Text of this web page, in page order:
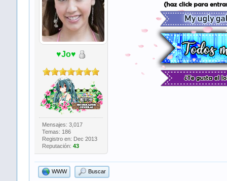
♥Jo♥
Mensajes: 3,017
Temas: 186
Registro en: Dec 2013
Reputación: 43
WWW Buscar